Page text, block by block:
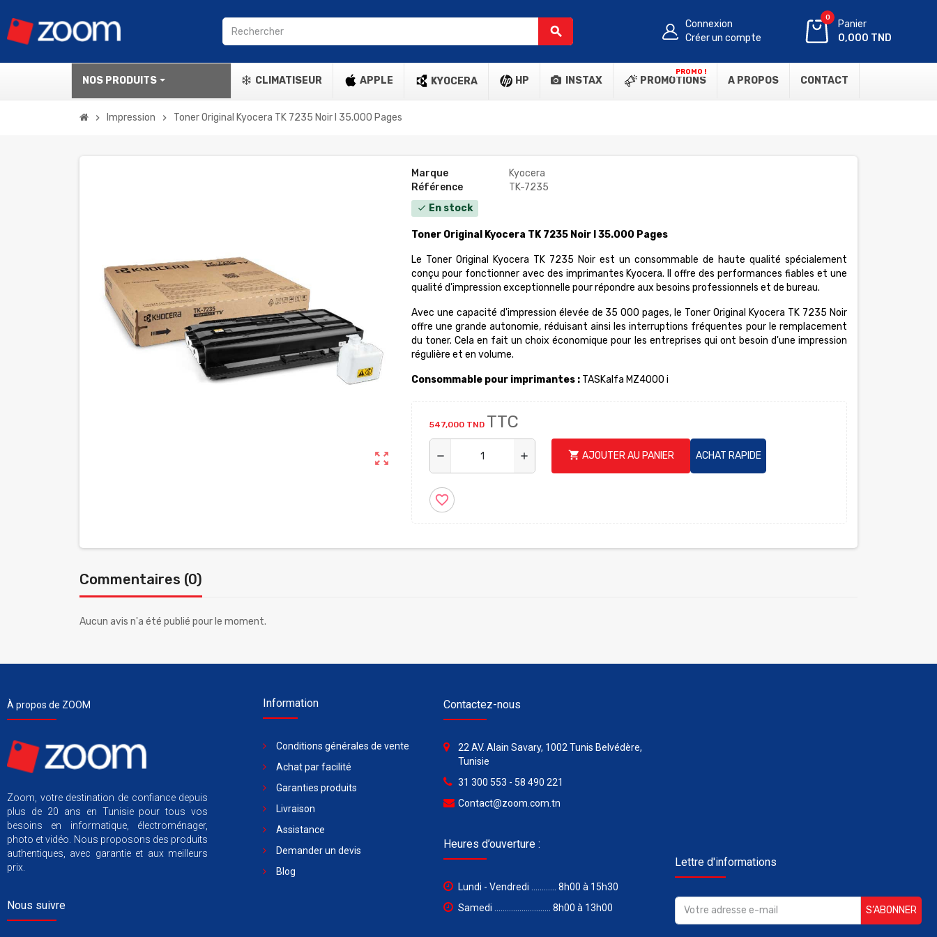
search
Connexion
Créer un compte
0
Panier
0,000 TND
NOS PRODUITS CLIMATISEUR APPLE KYOCERA HP INSTAX PROMOTIONS
PROMO !
A PROPOS CONTACT
chevron_right Impression chevron_right Toner Original Kyocera TK 7235 Noir l 35.000 Pages
zoom_out_map
Marque
Kyocera
Référence
TK-7235
check En stock
Toner Original Kyocera TK 7235 Noir l 35.000 Pages
Le Toner Original Kyocera TK 7235 Noir est un consommable de haute qualité spécialement
conçu pour fonctionner avec des imprimantes Kyocera. Il offre des performances fiables et une
qualité d'impression exceptionnelle pour répondre aux besoins professionnels et de bureau.
Avec une capacité d'impression élevée de 35 000 pages, le Toner Original Kyocera TK 7235 Noir
offre une grande autonomie, réduisant ainsi les interruptions fréquentes pour le remplacement
du toner. Cela en fait un choix économique pour les entreprises qui ont besoin d'une impression
régulière et en volume.
Consommable pour imprimantes : TASKalfa MZ4000 i
547,000 TND TTC
remove add shopping_cart AJOUTER AU PANIER ACHAT RAPIDE
favorite_border
Commentaires (0)
Aucun avis n'a été publié pour le moment.
À propos de ZOOM
Zoom, votre destination de confiance depuis
plus de 20 ans en Tunisie pour tous vos
besoins en informatique, électroménager,
photo et vidéo. Nous proposons des produits
authentiques, avec garantie et aux meilleurs
prix.
Nous suivre
Information
Conditions générales de vente
Achat par facilité
Garanties produits
Livraison
Assistance
Demander un devis
Blog
Contactez-nous
22 AV. Alain Savary, 1002 Tunis Belvédère,
Tunisie
31 300 553 - 58 490 221
Contact@zoom.com.tn
Heures d’ouverture :
Lundi - Vendredi ............ 8h00 à 15h30
Samedi ........................... 8h00 à 13h00
Lettre d'informations
S’ABONNER